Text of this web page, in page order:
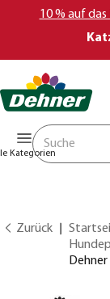
10 % auf
Kategorien
Zurück